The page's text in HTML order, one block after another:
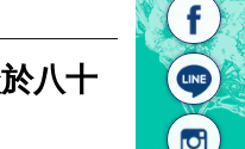
八十